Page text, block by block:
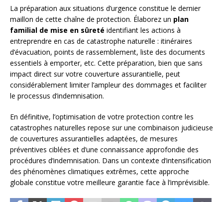
La préparation aux situations d’urgence constitue le dernier
maillon de cette chaîne de protection. Élaborez un plan
familial de mise en sûreté identifiant les actions à
entreprendre en cas de catastrophe naturelle : itinéraires
d’évacuation, points de rassemblement, liste des documents
essentiels à emporter, etc. Cette préparation, bien que sans
impact direct sur votre couverture assurantielle, peut
considérablement limiter l’ampleur des dommages et faciliter
le processus d’indemnisation.
En définitive, l’optimisation de votre protection contre les
catastrophes naturelles repose sur une combinaison judicieuse
de couvertures assurantielles adaptées, de mesures
préventives ciblées et d’une connaissance approfondie des
procédures d’indemnisation. Dans un contexte d’intensification
des phénomènes climatiques extrêmes, cette approche
globale constitue votre meilleure garantie face à l’imprévisible.